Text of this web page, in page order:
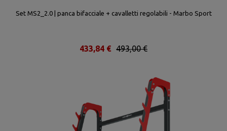
Set MS2_2.0 | panca bifacciale + cavalletti regolabili - Marbo Sport
493,00 €
433,84 €